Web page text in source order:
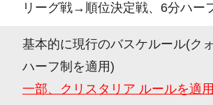
リーグ戦→順位決定戦、6分ハー
基本的に現行のバスケルール(ク
ハーフ制を適用)
一部、クリスタリア ルールを適